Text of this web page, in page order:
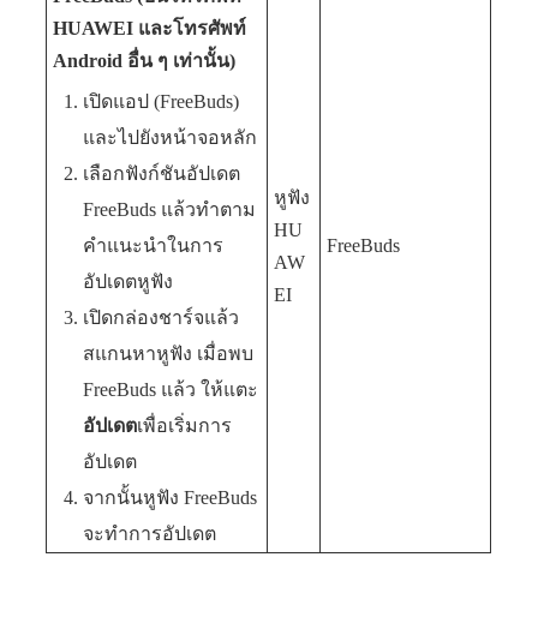
HUAWEI และโทรศัพท์
Android อื่น ๆ เท่านั้น)
เปิดแอป (FreeBuds)
และไปยังหน้าจอหลัก
เลือกฟังก์ชันอัปเดต
FreeBuds แล้วทำตาม
คำแนะนำในการ
อัปเดตหูฟัง
เปิดกล่องชาร์จแล้ว
สแกนหาหูฟัง เมื่อพบ
FreeBuds แล้ว ให้แตะ
อัปเดตเพื่อเริ่มการ
อัปเดต
จากนั้นหูฟัง FreeBuds
จะทำการอัปเดต
หูฟัง
HU
AW
EI
FreeBuds